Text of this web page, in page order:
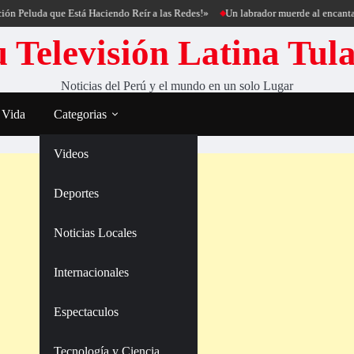
que Está Haciendo Reír a las Redes!» Un labrador muerde al encantador
Televisión Latina
Noticias del Perú y el mundo en un solo Lugar
Categorias
Videos
Deportes
Noticias Locales
Internacionales
Espectaculos
Tecnología y Ciencia